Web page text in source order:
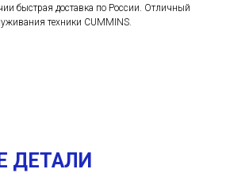
быстрая доставка по России. Отличный
техники CUMMINS.
ДЕТАЛИ